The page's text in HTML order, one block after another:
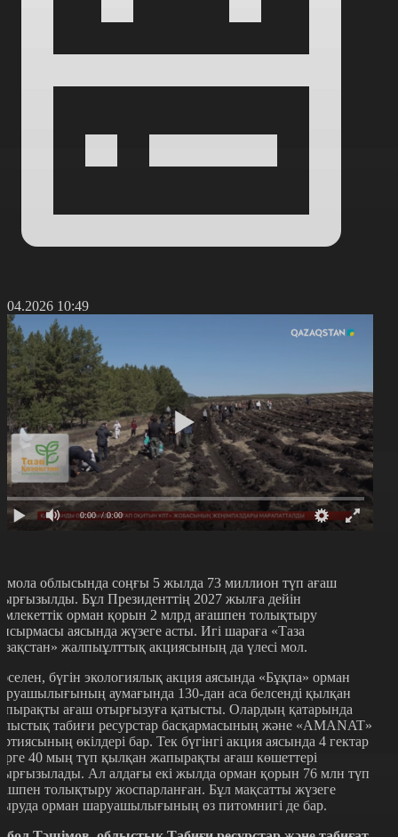
10:49
0:00 / 0:00
облысында соңғы 5 жылда 73 миллион түп ағаш
Бұл Президенттің 2027 жылға дейін
орман қорын 2 млрд ағашпен толықтыру
аясында жүзеге асты. Игі шараға «Таза
жалпыұлттық акциясының да үлесі мол.
бүгін экологиялық акция аясында «Бұқпа» орман
аумағында 130-дан аса белсенді қылқан
ағаш отырғызуға қатысты. Олардың қатарында
табиғи ресурстар басқармасының және «AMANAT»
өкілдері бар. Тек бүгінгі акция аясында 4 гектар
40 мың түп қылқан жапырақты ағаш көшеттері
Ал алдағы екі жылда орман қорын 76 млн түп
толықтыру жоспарланған. Бұл мақсатты жүзеге
орман шаруашылығының өз питомнигі де бар.